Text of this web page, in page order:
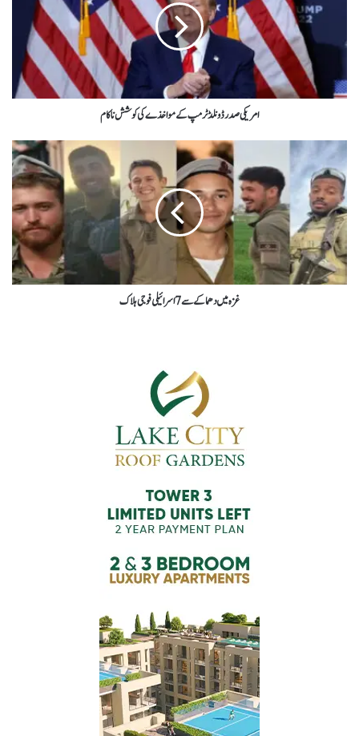
امریکی صدر ڈونلڈ ٹرمپ کے مواخذے کی کوشش ناکام
غزہ میں دھماکے سے 7 اسرائیلی فوجی ہلاک